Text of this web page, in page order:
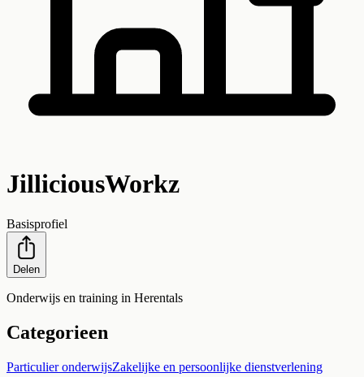
JilliciousWorkz
Basisprofiel
Delen
Onderwijs en training in Herentals
Categorieen
Particulier onderwijsZakelijke en persoonlijke dienstverlening